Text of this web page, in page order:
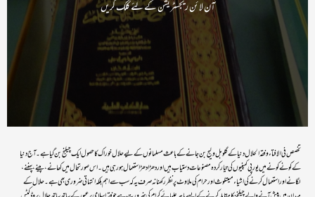
آن لا ئن ریجسٹریشن کے لئے کلک کریں
تخصص فی الافتاء و فقہ الحلال دنیا کے گلوبل ولیج بن جانے کے باعث مسلمانوں کے لیے حلال خوراک کا حصول ایک چیلنج بن گیا ہے۔ آج دنیا
کے کونے کونے میں یورپی کمپنیوں کی تیار کردہ مصنوعات دستیاب ہیں اور دھڑا دھڑ استعمال ہورہی ہیں۔ اس صورتحال میں کھانے، پینے، پہننے،
لگانے اور استعمال کرنے کی اشیاء میںتلوث اور حرام کی ملاوٹ پر نظر رکھنا نہ صرف یہ کہ سب سے اہم بلکہ انتہاتی ضروری بھی ہے۔ حلال کے